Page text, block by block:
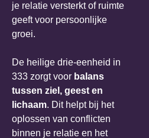
je relatie versterkt of ruimte
geeft voor persoonlijke
groei.
De heilige drie-eenheid in
333 zorgt voor balans
tussen ziel, geest en
lichaam. Dit helpt bij het
oplossen van conflicten
binnen je relatie en het